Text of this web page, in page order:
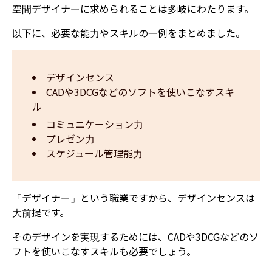
空間デザイナーに求められることは多岐にわたります。
以下に、必要な能力やスキルの一例をまとめました。
デザインセンス
CADや3DCGなどのソフトを使いこなすスキ
ル
コミュニケーション力
プレゼン力
スケジュール管理能力
「デザイナー」という職業ですから、デザインセンスは
大前提です。
そのデザインを実現するためには、CADや3DCGなどのソ
フトを使いこなすスキルも必要でしょう。